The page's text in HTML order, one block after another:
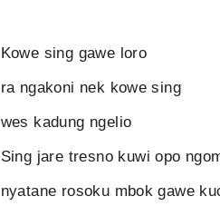
Kowe sing gawe loro
ra ngakoni nek kowe sing
wes kadung ngelio
Sing jare tresno kuwi opo
nyatane rosoku mbok gawe